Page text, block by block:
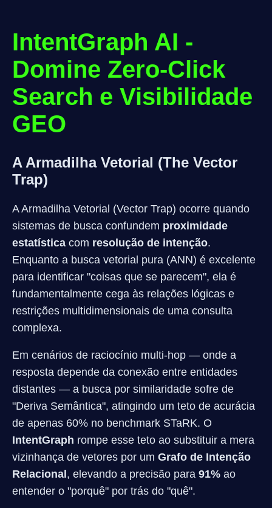
IntentGraph AI -
Domine Zero-Click
Search e Visibilidade
GEO
A Armadilha Vetorial (The Vector
Trap)
A Armadilha Vetorial (Vector Trap) ocorre quando
sistemas de busca confundem proximidade
estatística com resolução de intenção.
Enquanto a busca vetorial pura (ANN) é excelente
para identificar "coisas que se parecem", ela é
fundamentalmente cega às relações lógicas e
restrições multidimensionais de uma consulta
complexa.
Em cenários de raciocínio multi-hop — onde a
resposta depende da conexão entre entidades
distantes — a busca por similaridade sofre de
"Deriva Semântica", atingindo um teto de acurácia
de apenas 60% no benchmark STaRK. O
IntentGraph rompe esse teto ao substituir a mera
vizinhança de vetores por um Grafo de Intenção
Relacional , elevando a precisão para 91% ao
entender o "porquê" por trás do "quê".